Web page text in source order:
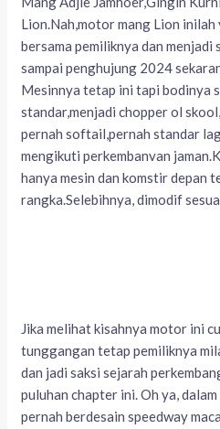
Lion.Nah,motor mang Lion inilah
bersama pemiliknya dan menjadi
sampai penghujung 2024
Mesinnya tetap ini tapi bodinya
standar,menjadi chopper ol
pernah softail,pernah standar
mengikuti perkembanvan
hanya mesin dan komstir depan
rangka.Selebihnya, dimodif
Jika melihat kisahnya motor ini
tunggangan tetap pemiliknya
dan jadi saksi sejarah
puluhan chapter ini. Oh ya,
pernah berdesain speedway